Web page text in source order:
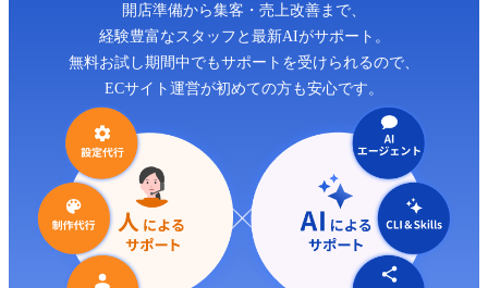
開店準備から集客・売上改善まで、
経験豊富なスタッフと最新AIがサポート。
無料お試し期間中でもサポートを受けられるので、
ECサイト運営が初めての方も安心です。